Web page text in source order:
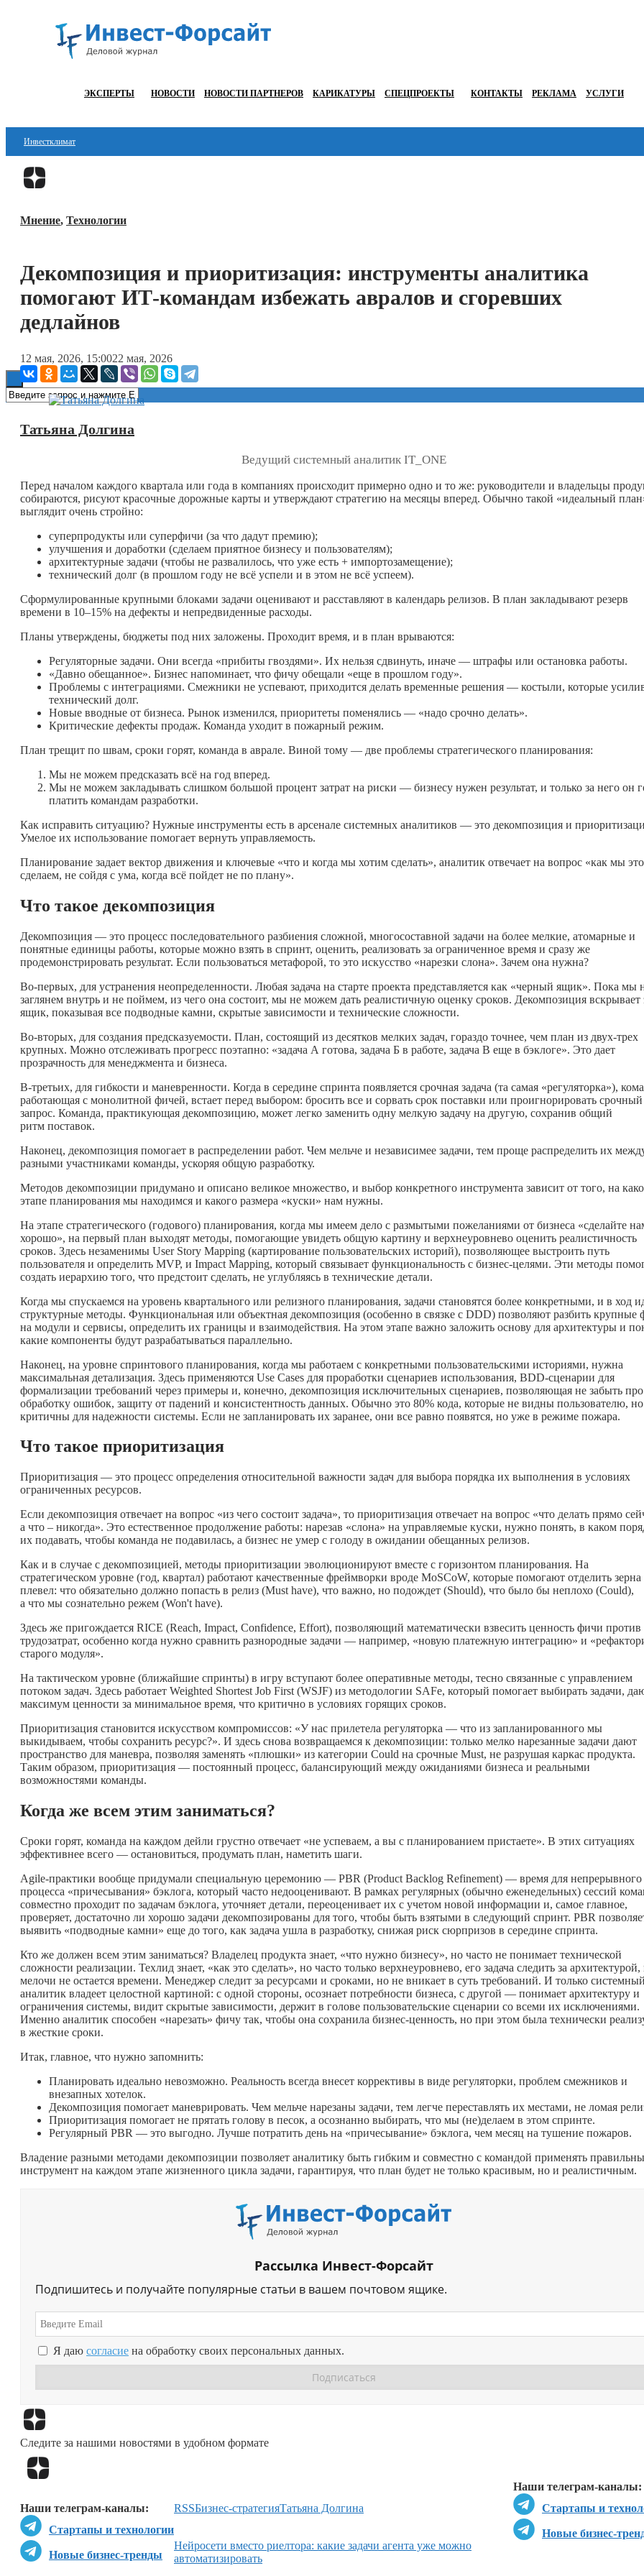
ЭКСПЕРТЫ НОВОСТИ НОВОСТИ ПАРТНЕРОВ КАРИКАТУРЫ СПЕЦПРОЕКТЫ КОНТАКТЫ РЕКЛАМА УСЛУГИ
Инвестклимат
Финансы
Блокчейн
Технологии
Мнение, Технологии
Декомпозиция и приоритизация: инструменты аналитика
помогают ИТ-командам избежать авралов и сгоревших
дедлайнов
12 мая, 2026, 15:0022 мая, 2026
Татьяна Долгина
Ведущий системный аналитик IT_ONE
Перед началом каждого квартала или года в компаниях происходит примерно одно и то же: руководители и владельцы
собираются, рисуют красочные дорожные карты и утверждают стратегию на месяцы вперед. Обычно такой «идеальный
выглядит очень стройно:
суперпродукты или суперфичи (за что дадут премию);
улучшения и доработки (сделаем приятное бизнесу и пользователям);
архитектурные задачи (чтобы не развалилось, что уже есть + импортозамещение);
технический долг (в прошлом году не всё успели и в этом не всё успеем).
Сформулированные крупными блоками задачи оценивают и расставляют в календарь релизов. В план закладывают резерв
времени в 10–15% на дефекты и непредвиденные расходы.
Планы утверждены, бюджеты под них заложены. Проходит время, и в план врываются:
Регуляторные задачи. Они всегда «прибиты гвоздями». Их нельзя сдвинуть, иначе — штрафы или остановка работы.
«Давно обещанное». Бизнес напоминает, что фичу обещали «еще в прошлом году».
Проблемы с интеграциями. Смежники не успевают, приходится делать временные решения — костыли, которые
технический долг.
Новые вводные от бизнеса. Рынок изменился, приоритеты поменялись — «надо срочно делать».
Критические дефекты продаж. Команда уходит в пожарный режим.
План трещит по швам, сроки горят, команда в аврале. Виной тому — две проблемы стратегического планирования:
Мы не можем предсказать всё на год вперед.
Мы не можем закладывать слишком большой процент затрат на риски — бизнесу нужен результат, и только за него он
платить командам разработки.
Как исправить ситуацию? Нужные инструменты есть в арсенале системных аналитиков — это декомпозиция и
Умелое их использование помогает вернуть управляемость.
Планирование задает вектор движения и ключевые «что и когда мы хотим сделать», аналитик отвечает на вопрос «как мы это
сделаем, не сойдя с ума, когда всё пойдет не по плану».
Что такое декомпозиция
Декомпозиция — это процесс последовательного разбиения сложной, многосоставной задачи на более мелкие, атомарные и
понятные единицы работы, которые можно взять в спринт, оценить, реализовать за ограниченное время и сразу же
продемонстрировать результат. Если пользоваться метафорой, то это искусство «нарезки слона». Зачем она нужна?
Во-первых, для устранения неопределенности. Любая задача на старте проекта представляется как «черный ящик». Пока мы
заглянем внутрь и не поймем, из чего она состоит, мы не можем дать реалистичную оценку сроков. Декомпозиция вскрывает
ящик, показывая все подводные камни, скрытые зависимости и технические сложности.
Во-вторых, для создания предсказуемости. План, состоящий из десятков мелких задач, гораздо точнее, чем план из двух-трех
крупных. Можно отслеживать прогресс поэтапно: «задача А готова, задача Б в работе, задача В еще в бэклоге». Это дает
прозрачность для менеджмента и бизнеса.
В-третьих, для гибкости и маневренности. Когда в середине спринта появляется срочная задача (та самая «регуляторка»),
работающая с монолитной фичей, встает перед выбором: бросить все и сорвать срок поставки или проигнорировать срочный
запрос. Команда, практикующая декомпозицию, может легко заменить одну мелкую задачу на другую, сохранив общий
ритм поставок.
Наконец, декомпозиция помогает в распределении работ. Чем мельче и независимее задачи, тем проще распределить их
разными участниками команды, ускоряя общую разработку.
Методов декомпозиции придумано и описано великое множество, и выбор конкретного инструмента зависит от того, на
этапе планирования мы находимся и какого размера «куски» нам нужны.
На этапе стратегического (годового) планирования, когда мы имеем дело с размытыми пожеланиями от бизнеса «сделайте
хорошо», на первый план выходят методы, помогающие увидеть общую картину и верхнеуровнево оценить реалистичность
сроков. Здесь незаменимы User Story Mapping (картирование пользовательских историй), позволяющее выстроить путь
пользователя и определить MVP, и Impact Mapping, который связывает функциональность с бизнес-целями. Эти методы
создать иерархию того, что предстоит сделать, не углубляясь в технические детали.
Когда мы спускаемся на уровень квартального или релизного планирования, задачи становятся более конкретными, и в ход
структурные методы. Функциональная или объектная декомпозиция (особенно в связке с DDD) позволяют разбить крупные
на модули и сервисы, определить их границы и взаимодействия. На этом этапе важно заложить основу для архитектуры и
какие компоненты будут разрабатываться параллельно.
Наконец, на уровне спринтового планирования, когда мы работаем с конкретными пользовательскими историями, нужна
максимальная детализация. Здесь применяются Use Cases для проработки сценариев использования, BDD-сценарии для
формализации требований через примеры и, конечно, декомпозиция исключительных сценариев, позволяющая не забыть про
обработку ошибок, защиту от падений и консистентность данных. Обычно это 80% кода, которые не видны пользователю, но
критичны для надежности системы. Если не запланировать их заранее, они все равно появятся, но уже в режиме пожара.
Что такое приоритизация
Приоритизация — это процесс определения относительной важности задач для выбора порядка их выполнения в условиях
ограниченных ресурсов.
Если декомпозиция отвечает на вопрос «из чего состоит задача», то приоритизация отвечает на вопрос «что делать прямо
а что – никогда». Это естественное продолжение работы: нарезав «слона» на управляемые куски, нужно понять, в каком
их подавать, чтобы команда не подавилась, а бизнес не умер с голоду в ожидании обещанных релизов.
Как и в случае с декомпозицией, методы приоритизации эволюционируют вместе с горизонтом планирования. На
стратегическом уровне (год, квартал) работают качественные фреймворки вроде MoSCoW, которые помогают отделить зерна
плевел: что обязательно должно попасть в релиз (Must have), что важно, но подождет (Should), что было бы неплохо (Could),
а что мы сознательно режем (Won't have).
Здесь же пригождается RICE (Reach, Impact, Confidence, Effort), позволяющий математически взвесить ценность фичи против
трудозатрат, особенно когда нужно сравнить разнородные задачи — например, «новую платежную интеграцию» и
старого модуля».
На тактическом уровне (ближайшие спринты) в игру вступают более оперативные методы, тесно связанные с управлением
потоком задач. Здесь работает Weighted Shortest Job First (WSJF) из методологии SAFe, который помогает выбирать задачи,
максимум ценности за минимальное время, что критично в условиях горящих сроков.
Приоритизация становится искусством компромиссов: «У нас прилетела регуляторка — что из запланированного мы
выкидываем, чтобы сохранить ресурс?». И здесь снова возвращаемся к декомпозиции: только мелко нарезанные задачи дают
пространство для маневра, позволяя заменять «плюшки» из категории Could на срочные Must, не разрушая каркас продукта.
Таким образом, приоритизация — постоянный процесс, балансирующий между ожиданиями бизнеса и реальными
возможностями команды.
Когда же всем этим заниматься?
Сроки горят, команда на каждом дейли грустно отвечает «не успеваем, а вы с планированием пристаете». В этих ситуациях
эффективнее всего — остановиться, продумать план, наметить шаги.
Agile-практики вообще придумали специальную церемонию — PBR (Product Backlog Refinement) — время для непрерывного
процесса «причесывания» бэклога, который часто недооценивают. В рамках регулярных (обычно еженедельных) сессий
совместно проходит по задачам бэклога, уточняет детали, переоценивает их с учетом новой информации и, самое главное,
проверяет, достаточно ли хорошо задачи декомпозированы для того, чтобы быть взятыми в следующий спринт. PBR
выявить «подводные камни» еще до того, как задача ушла в разработку, снижая риск сюрпризов в середине спринта.
Кто же должен всем этим заниматься? Владелец продукта знает, «что нужно бизнесу», но часто не понимает технической
сложности реализации. Техлид знает, «как это сделать», но часто только верхнеуровнево, его задача следить за архитектурой,
мелочи не остается времени. Менеджер следит за ресурсами и сроками, но не вникает в суть требований. И только системный
аналитик владеет целостной картиной: с одной стороны, осознает потребности бизнеса, с другой — понимает архитектуру и
ограничения системы, видит скрытые зависимости, держит в голове пользовательские сценарии со всеми их исключениями.
Именно аналитик способен «нарезать» фичу так, чтобы она сохранила бизнес-ценность, но при этом была технически
в жесткие сроки.
Итак, главное, что нужно запомнить:
Планировать идеально невозможно. Реальность всегда внесет коррективы в виде регуляторки, проблем смежников и
внезапных хотелок.
Декомпозиция помогает маневрировать. Чем мельче нарезаны задачи, тем легче переставлять их местами, не ломая
Приоритизация помогает не прятать голову в песок, а осознанно выбирать, что мы (не)делаем в этом спринте.
Регулярный PBR — это выгодно. Лучше потратить день на «причесывание» бэклога, чем месяц на тушение пожаров.
Владение разными методами декомпозиции позволяет аналитику быть гибким и совместно с командой применять
инструмент на каждом этапе жизненного цикла задачи, гарантируя, что план будет не только красивым, но и реалистичным.
Рассылка Инвест-Форсайт
Подпишитесь и получайте популярные статьи в вашем почтовом ящике.
Я даю согласие на обработку своих персональных данных.
Следите за нашими новостями в удобном формате
Наши телеграм-каналы:
Стартапы и
Новые бизнес-
Наши телеграм-каналы:
Стартапы и технологии
Новые бизнес-тренды
RSSБизнес-стратегияТатьяна Долгина
Нейросети вместо риелтора: какие задачи агента уже можно
автоматизировать